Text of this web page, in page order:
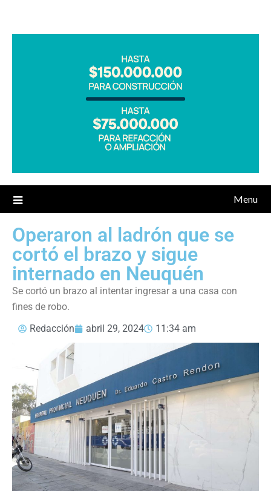
Menu
Operaron al ladrón que se
cortó el brazo y sigue
internado en Neuquén
Se cortó un brazo al intentar ingresar a una casa con
fines de robo.
Redacción
abril 29, 2024 11:34 am